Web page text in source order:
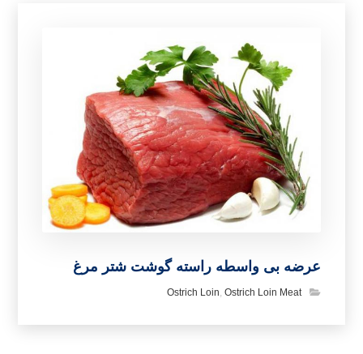
عرضه بی واسطه راسته گوشت شتر مرغ
Ostrich Loin, Ostrich Loin Meat